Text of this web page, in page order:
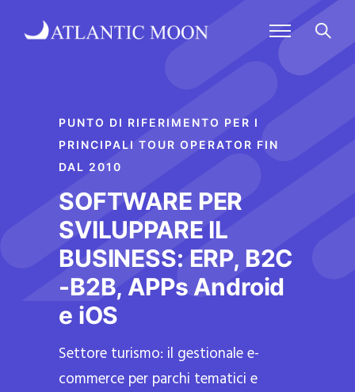
PUNTO DI RIFERIMENTO PER I
PRINCIPALI TOUR OPERATOR FIN
DAL 2010
SOFTWARE PER
SVILUPPARE IL
BUSINESS: ERP, B2C
-B2B, APPs Android
e iOS
Settore turismo: il gestionale e-
commerce per parchi tematici e